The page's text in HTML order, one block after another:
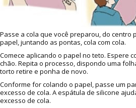
Passe a cola que você preparou, do centro
papel, juntando as pontas, cola com cola.
Comece aplicando o papel no teto. Espere
chão. Repita o processo, dispondo uma
torto retire e ponha de novo.
Conforme for colando o papel, passe um
excesso de cola. A espátula de silicone
excesso de cola.